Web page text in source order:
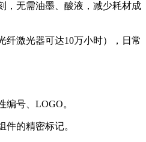
，无需油墨、酸液，减少耗材成
纤激光器可达10万小时），日常
编号、LOGO。
件的精密标记。